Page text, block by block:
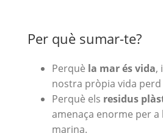
Per què sumar-te?
Perquè la mar és vida,
nostra pròpia vida
Perquè els residus
amenaça enorme per
marina.